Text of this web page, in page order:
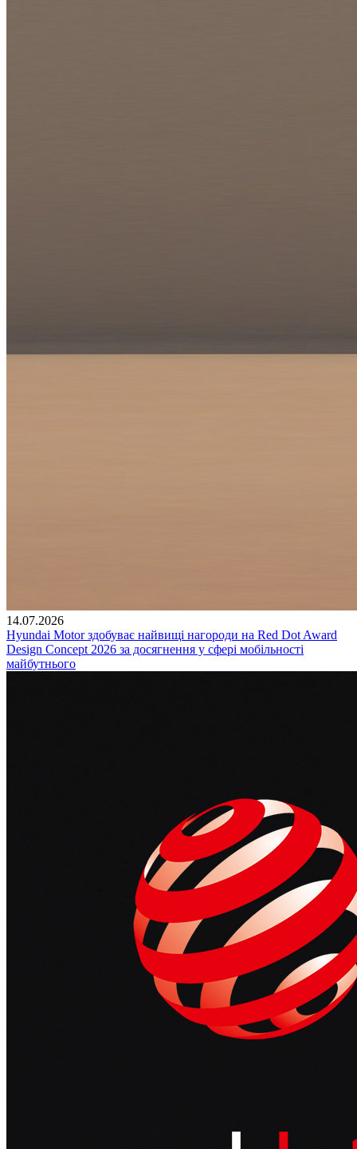
14.07.2026
Hyundai Motor здобуває найвищі нагороди на Red Dot Award
Design Concept 2026 за досягнення у сфері мобільності
майбутнього